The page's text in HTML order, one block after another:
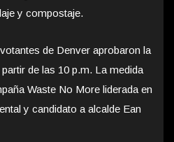
y compostaje.
de Denver aprobaron la
de las 10 p.m. La medida
Waste No More liderada en
y candidato a alcalde Ean